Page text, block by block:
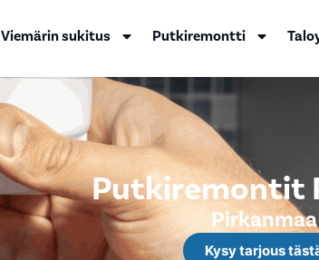
Viemärin sukitus Putkiremontti
Putkiremontit
Pirkanmaa
Kysy tarjous